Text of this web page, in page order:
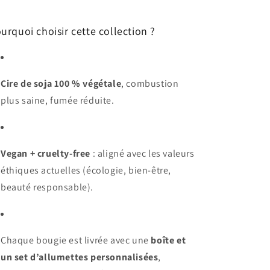
choisir cette collection ?
Cire de soja 100 % végétale, combustion
plus saine, fumée réduite.
Vegan + cruelty-free : aligné avec les valeurs
éthiques actuelles (écologie, bien-être,
beauté responsable).
Chaque bougie est livrée avec une boîte et
un set d’allumettes personnalisées,